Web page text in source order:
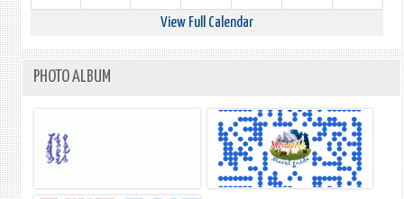
View Full Calendar
PHOTO ALBUM